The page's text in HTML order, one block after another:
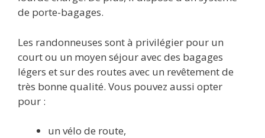
de porte-bagages.
Les randonneuses sont à privilégier pour un
court ou un moyen séjour avec des bagages
légers et sur des routes avec un revêtement de
très bonne qualité. Vous pouvez aussi opter
pour :
un vélo de route,